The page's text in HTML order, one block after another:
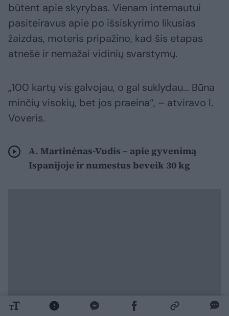
būtent apie skyrybas. Vienam internautui
pasiteiravus apie po išsiskyrimo likusias
žaizdas, moteris pripažino, kad šis etapas
atnešė ir nemažai vidinių svarstymų.
„100 kartų vis galvojau, o gal suklydau... Būna
minčių visokių, bet jos praeina“, – atviravo I.
Voveris.
A. Martinėnas-Vudis – apie gyvenimą
Ispanijoje ir numestus beveik 30 kg